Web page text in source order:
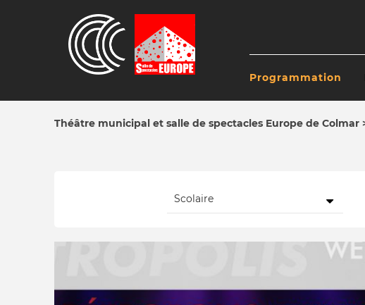
Programmation
Théâtre municipal et salle de spectacles Europe de Colmar
Scolaire